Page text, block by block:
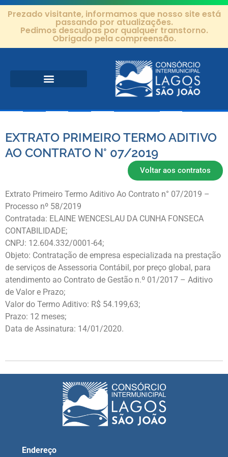
Prezado visitante, informamos que nosso site está
passando por atualizações.
Pedimos desculpas por qualquer transtorno.
Obrigado pela compreensão.
EXTRATO PRIMEIRO TERMO ADITIVO
AO CONTRATO N° 07/2019
Voltar aos contratos
Extrato Primeiro Termo Aditivo Ao Contrato n° 07/2019 –
Processo nº 58/2019
Contratada: ELAINE WENCESLAU DA CUNHA FONSECA
CONTABILIDADE;
CNPJ: 12.604.332/0001-64;
Objeto: Contratação de empresa especializada na prestação
de serviços de Assessoria Contábil, por preço global, para
atendimento ao Contrato de Gestão n.º 01/2017 – Aditivo
de Valor e Prazo;
Valor do Termo Aditivo: R$ 54.199,63;
Prazo: 12 meses;
Data de Assinatura: 14/01/2020.
Endereço